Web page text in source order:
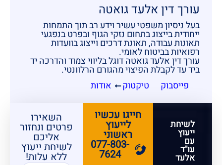
עורך דין אלעד גואטה
בעל ניסיון משפטי עשיר וידע רב תוך התמחות
ייחודית בייצוג בתחום נזקי הגוף ובפרט בנפגעי
תאונות עבודה, תאונת דרכים וייצוג בוועדות
רפואיות בביטוח לאומי.
עורך דין אלעד גואטה דוגל בליווי צמוד והדרכה יד
ביד עד לקבלת הפיצוי מהגורם הרלוונטי.
פייסבוק
טיקטוק אודות
לשיחת
ייעוץ
עם
עו"ד
אלעד
חייגו עכשיו
לייעוץ
ראשוני
077-803-
7624
השאירו
פרטים ונחזור
אליכם
לשיחת ייעוץ
ללא עלות!